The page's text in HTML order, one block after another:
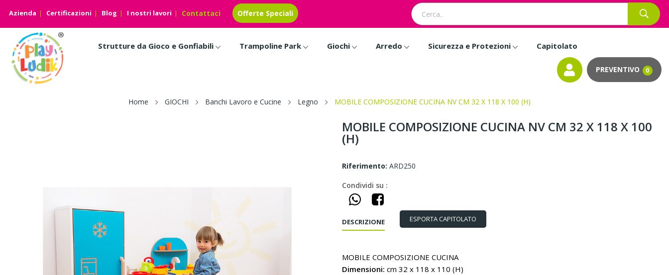
Contattaci Offerte Speciali
Azienda Certificazioni Blog I nostri lavori
Strutture da Gioco e Gonfiabili Trampoline Park Giochi Arredo Sicurezza e Protezioni Capitolato
0
Home GIOCHI Banchi Lavoro e Cucine Legno MOBILE COMPOSIZIONE CUCINA NV CM 32 X 118 X 100 (H)
MOBILE COMPOSIZIONE CUCINA NV CM 32 X 118 X 100
(H)
Riferimento: ARD250
Condividi su :
DESCRIZIONE ESPORTA CAPITOLATO
MOBILE COMPOSIZIONE CUCINA
Dimensioni: cm 32 x 118 x 110 (H)